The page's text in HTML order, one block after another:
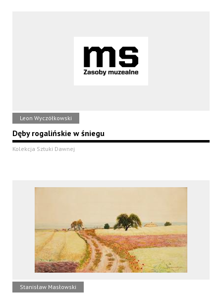
Leon Wyczółkowski
Dęby rogalińskie w śniegu
Kolekcja Sztuki Dawnej
Stanisław Masłowski